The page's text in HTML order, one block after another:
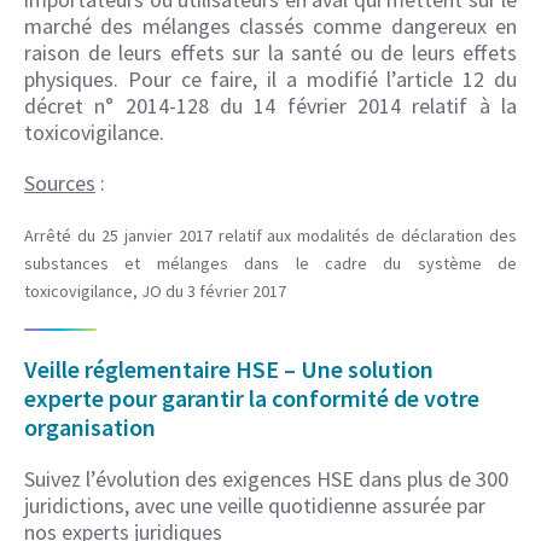
marché des mélanges classés comme dangereux en
raison de leurs effets sur la santé ou de leurs effets
physiques. Pour ce faire, il a modifié l’article 12 du
décret n° 2014-128 du 14 février 2014 relatif à la
toxicovigilance.
Sources :
Arrêté du 25 janvier 2017 relatif aux modalités de déclaration des
substances et mélanges dans le cadre du système de
toxicovigilance, JO du 3 février 2017
Veille réglementaire HSE – Une solution
experte pour garantir la conformité de votre
organisation
Suivez l’évolution des exigences HSE dans plus de 300
juridictions, avec une veille quotidienne assurée par
nos experts juridiques